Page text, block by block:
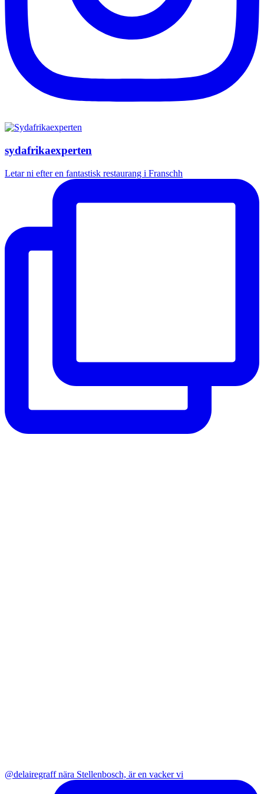
sydafrikaexperten
Letar ni efter en fantastisk restaurang i Franschh
@delairegraff nära Stellenbosch, är en vacker vi